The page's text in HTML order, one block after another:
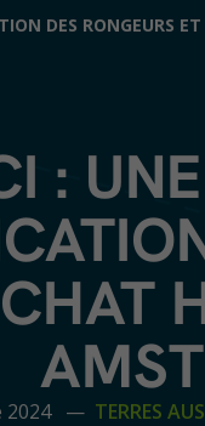
DES RONGEURS
:
2024 — TERRES